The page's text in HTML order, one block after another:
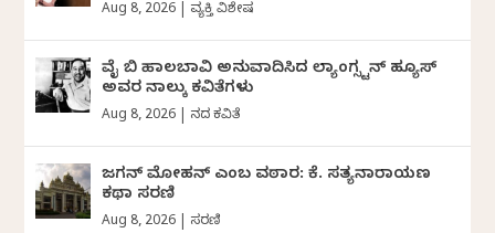
Aug 8, 2026 ವ್ಯಕ್ತಿ ವಿಶೇಷ
ವೈ ಬಿ ಹಾಲಬಾವಿ ಅನುವಾದಿಸಿದ ಲ್ಯಾಂಗ್ಸ್ಟನ್ ಹ್ಯೂಸ್
ಅವರ ನಾಲ್ಕು ಕವಿತೆಗಳು
Aug 8, 2026 ದಿನದ ಕವಿತೆ
ಜಗನ್‌ ಮೋಹನ್‌ ಎಂಬ ವಠಾರ: ಕೆ. ಸತ್ಯನಾರಾಯಣ
ಕಥಾ ಸರಣಿ
Aug 8, 2026 ಸರಣಿ